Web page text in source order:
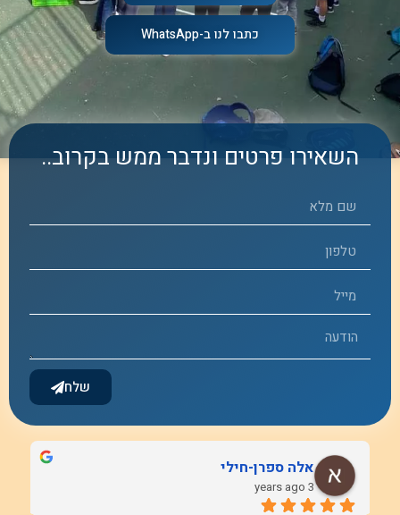
כתבו לנו ב-WhatsApp
השאירו פרטים ונדבר ממש בקרוב..
שלח
אלה ספרן-חילי
3 years ago